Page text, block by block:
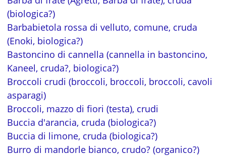
(biologica?)
Barbabietola rossa di velluto, comune, cruda
(Enoki, biologica?)
Bastoncino di cannella (cannella in bastoncino,
Kaneel, cruda?, biologica?)
Broccoli crudi (broccoli, broccoli, broccoli, cavoli
asparagi)
Broccoli, mazzo di fiori (testa), crudi
Buccia d'arancia, cruda (biologica?)
Buccia di limone, cruda (biologica?)
Burro di mandorle bianco, crudo? (organico?)